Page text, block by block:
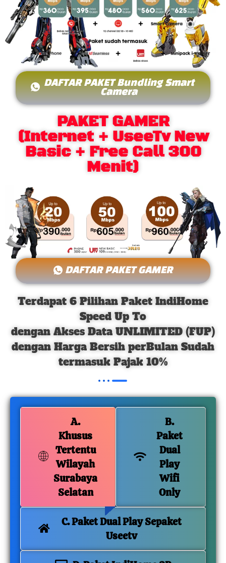
DAFTAR PAKET Bundling Smart
Camera
PAKET GAMER
(Internet + UseeTv New
Basic + Free Call 300
Menit)
DAFTAR PAKET GAMER
Terdapat 6 Pilihan Paket IndiHome
Speed Up To
dengan Akses Data UNLIMITED (FUP)
dengan Harga Bersih perBulan Sudah
termasuk Pajak 10%
A.
Khusus
Tertentu
Wilayah
Surabaya
Selatan
B.
Paket
Dual
Play
Wifi
Only
C. Paket Dual Play Sepaket
Useetv